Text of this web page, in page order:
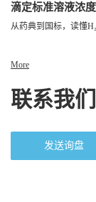
滴定标准溶液浓
从药典到国标，读懂
More
联系我们
发送询盘